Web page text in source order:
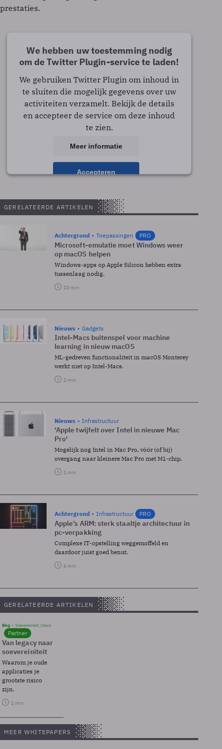
prestaties.
We hebben uw toestemming nodig
om de Twitter Plugin-service te laden!
We gebruiken Twitter Plugin om inhoud in
te sluiten die mogelijk gegevens over uw
activiteiten verzamelt. Bekijk de details
en accepteer de service om deze inhoud
te zien.
Meer informatie
Accepteren
Platform
GERELATEERDE ARTIKELEN
Achtergrond Toepassingen PRO
Microsoft-emulatie moet Windows weer
op macOS helpen
Windows-apps op Apple Silicon hebben extra
tussenlaag nodig.
10 min
Nieuws Gadgets
Intel-Macs buitenspel voor machine
learning in nieuw macOS
ML-gedreven functionaliteit in macOS Monterey
werkt niet op Intel-Macs.
2 min
Nieuws Infrastructuur
'Apple twijfelt over Intel in nieuwe Mac
Pro'
Mogelijk nog Intel in Mac Pro, vóór (of bij)
overgang naar kleinere Mac Pro met M1-chip.
1 min
Achtergrond Infrastructuur PRO
Apple’s ARM: sterk staaltje architectuur in
pc-verpakking
Complexe IT-opstelling weggemoffeld en
daardoor juist goed benut.
6 min
GERELATEERDE ARTIKELEN
Blog Soevereinteit, Cloud
Partner
Van legacy naar
soevereiniteit
Waarom je oude
applicaties je
grootste risico
zijn.
1 min
MEER WHITEPAPERS